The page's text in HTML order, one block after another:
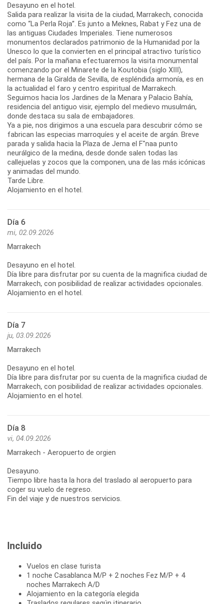
Desayuno en el hotel.
Salida para realizar la visita de la ciudad, Marrakech, conocida
como “La Perla Roja”. Es junto a Meknes, Rabat y Fez una de
las antiguas Ciudades Imperiales. Tiene numerosos
monumentos declarados patrimonio de la Humanidad por la
Unesco lo que la convierten en el principal atractivo turístico
del país. Por la mañana efectuaremos la visita monumental
comenzando por el Minarete de la Koutobia (siglo XIII),
hermana de la Giralda de Sevilla, de espléndida armonía, es en
la actualidad el faro y centro espiritual de Marrakech.
Seguimos hacia los Jardines de la Menara y Palacio Bahía,
residencia del antiguo visir, ejemplo del medievo musulmán,
donde destaca su sala de embajadores.
Ya a pie, nos dirigimos a una escuela para descubrir cómo se
fabrican las especias marroquíes y el aceite de argán. Breve
parada y salida hacia la Plaza de Jema el F"naa punto
neurálgico de la medina, desde donde salen todas las
callejuelas y zocos que la componen, una de las más icónicas
y animadas del mundo.
Tarde Libre.
Alojamiento en el hotel.
Día 6
mi, 02.09.2026
Marrakech
Desayuno en el hotel.
Día libre para disfrutar por su cuenta de la magnifica ciudad de
Marrakech, con posibilidad de realizar actividades opcionales.
Alojamiento en el hotel.
Día 7
ju, 03.09.2026
Marrakech
Desayuno en el hotel.
Día libre para disfrutar por su cuenta de la magnifica ciudad de
Marrakech, con posibilidad de realizar actividades opcionales.
Alojamiento en el hotel.
Día 8
vi, 04.09.2026
Marrakech - Aeropuerto de orgien
Desayuno.
Tiempo libre hasta la hora del traslado al aeropuerto para
coger su vuelo de regreso.
Fin del viaje y de nuestros servicios.
Incluido
Vuelos en clase turista
1 noche Casablanca M/P + 2 noches Fez M/P + 4
noches Marrakech A/D
Alojamiento en la categoría elegida